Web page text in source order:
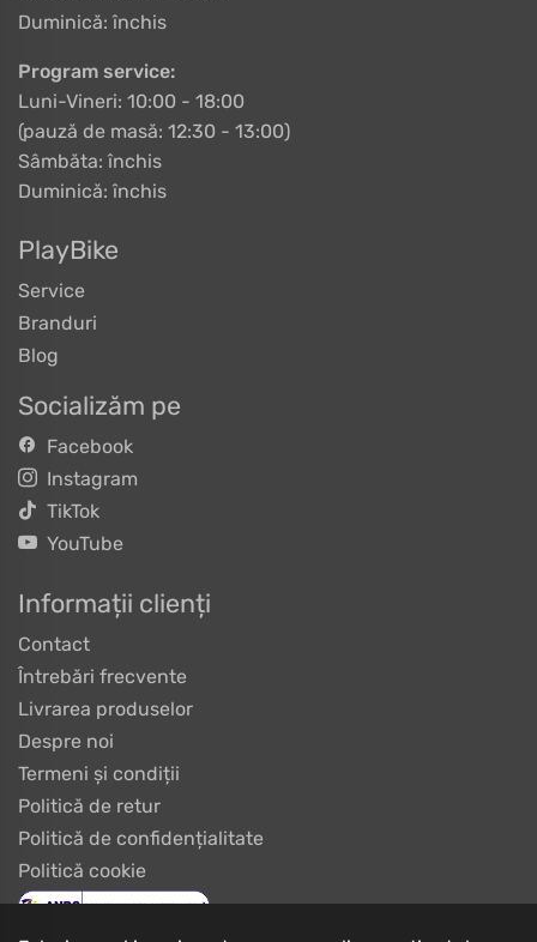
Duminică: închis
Program service:
Luni-Vineri: 10:00 - 18:00
(pauză de masă: 12:30 - 13:00)
Sâmbăta: închis
Duminică: închis
PlayBike
Service
Branduri
Blog
Socializăm pe
Facebook
Instagram
TikTok
YouTube
Informații clienți
Contact
Întrebări frecvente
Livrarea produselor
Despre noi
Termeni și condiții
Politică de retur
Politică de confidențialitate
Politică cookie